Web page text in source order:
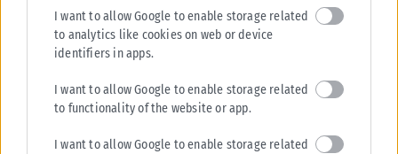
I want to allow Google to enable storage related
to analytics like cookies on web or device
identifiers in apps.
I want to allow Google to enable storage related
to functionality of the website or app.
I want to allow Google to enable storage related